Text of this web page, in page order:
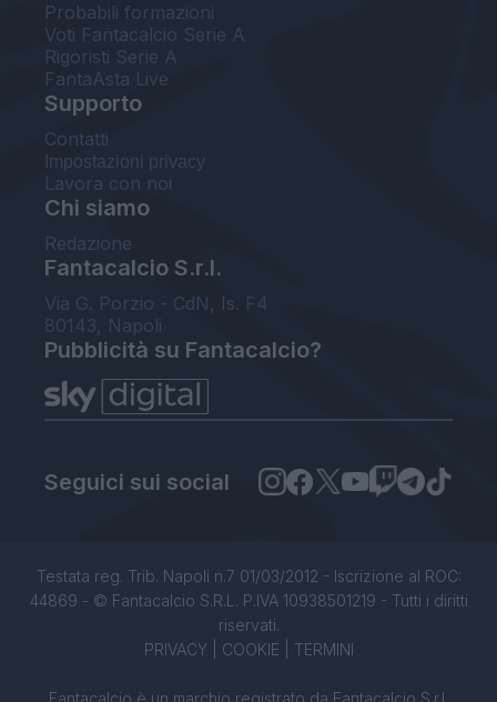
Probabili formazioni
Voti Fantacalcio Serie A
Rigoristi Serie A
FantaAsta Live
Supporto
Contatti
Impostazioni privacy
Lavora con noi
Chi siamo
Redazione
Fantacalcio S.r.l.
Via G. Porzio - CdN, Is. F4
80143, Napoli
Pubblicità su Fantacalcio?
Seguici sui social
Testata reg. Trib. Napoli n.7 01/03/2012 - Iscrizione al ROC:
44869 - © Fantacalcio S.R.L. P.IVA 10938501219 - Tutti i diritti
riservati.
PRIVACY| COOKIE TERMINI
Fantacalcio è un marchio registrato da Fantacalcio S.r.l.